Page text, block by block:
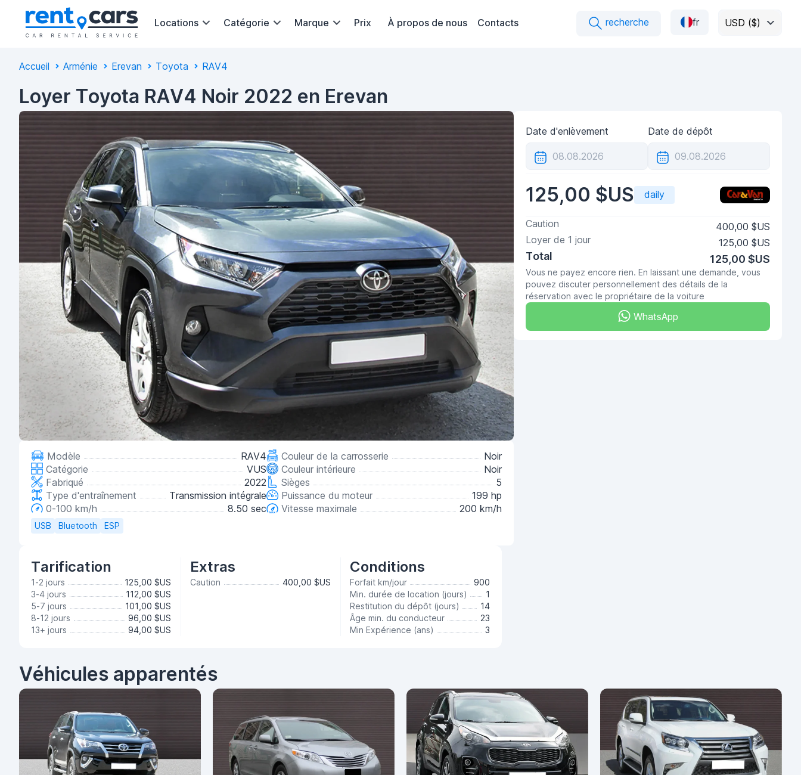
Locations Catégorie Marque Prix À propos de nous Contacts recherche fr USD ($)
Accueil Arménie Erevan Toyota RAV4
Loyer Toyota RAV4 Noir 2022 en Erevan
Modèle
RAV4
Catégorie
VUS
Fabriqué
2022
Type d'entraînement
Transmission intégrale
0-100 km/h
8.50 sec
Couleur de la carrosserie
Noir
Couleur intérieure
Noir
Sièges
5
Puissance du moteur
199 hp
Vitesse maximale
200 km/h
USB Bluetooth ESP
Tarification
1-2 jours
125,00 $US
3-4 jours
112,00 $US
5-7 jours
101,00 $US
8-12 jours
96,00 $US
13+ jours
94,00 $US
Extras
Caution 400,00 $US
Conditions
Forfait km/jour
900
Min. durée de location (jours)
1
Restitution du dépôt (jours)
14
Âge min. du conducteur
23
Min Expérience (ans)
3
Date d'enlèvement Date de dépôt
125,00 $US daily
Caution
400,00 $US
Loyer de 1 jour 125,00 $US
Total 125,00 $US
Vous ne payez encore rien. En laissant une demande, vous
pouvez discuter personnellement des détails de la
réservation avec le propriétaire de la voiture
WhatsApp
Véhicules apparentés